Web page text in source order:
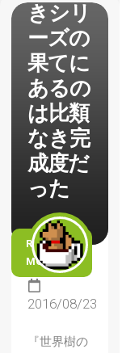
きシリ
ーズの
果てに
あるの
は比類
なき完
成度だ
った
READ
MORE
2016/08/23
『世界樹の